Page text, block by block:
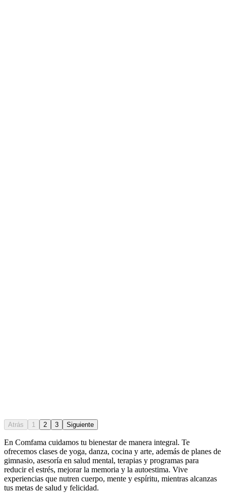
Atrás 1 2 3 Siguiente
En Comfama cuidamos tu bienestar de manera integral. Te
ofrecemos clases de yoga, danza, cocina y arte, además de planes de
gimnasio, asesoría en salud mental, terapias y programas para
reducir el estrés, mejorar la memoria y la autoestima. Vive
experiencias que nutren cuerpo, mente y espíritu, mientras alcanzas
tus metas de salud y felicidad.